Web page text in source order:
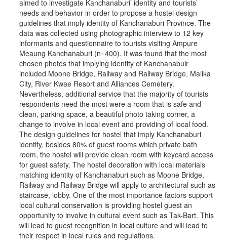
aimed to investigate Kanchanaburi’ identity and tourists’
needs and behavior in order to propose a hostel design
guidelines that imply identity of Kanchanaburi Province. The
data was collected using photographic interview to 12 key
informants and questionnaire to tourists visiting Ampure
Meaung Kanchanaburi (n=400). It was found that the most
chosen photos that implying identity of Kanchanabuir
included Moone Bridge, Railway and Railway Bridge, Malika
City, River Kwae Resort and Alliances Cemetery.
Nevertheless, additional service that the majority of tourists
respondents need the most were a room that is safe and
clean, parking space, a beautiful photo taking corner, a
change to involve in local event and providing of local food.
The design guidelines for hostel that imply Kanchanaburi
identity, besides 80% of guest rooms which private bath
room, the hostel will provide clean room with keycard access
for guest safety. The hostel decoration with local materials
matching identity of Kanchanaburi such as Moone Bridge,
Railway and Railway Bridge will apply to architectural such as
staircase, lobby. One of the most importance factors support
local cultural conservation is providing hostel guest an
opportunity to involve in cultural event such as Tak-Bart. This
will lead to guest recognition in local culture and will lead to
their respect in local rules and regulations.